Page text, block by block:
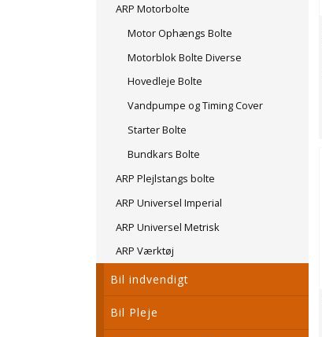
ARP Motorbolte
Motor Ophængs Bolte
Motorblok Bolte Diverse
Hovedleje Bolte
Vandpumpe og Timing Cover
Starter Bolte
Bundkars Bolte
ARP Plejlstangs bolte
ARP Universel Imperial
ARP Universel Metrisk
ARP Værktøj
Bil indvendigt
Bil Pleje